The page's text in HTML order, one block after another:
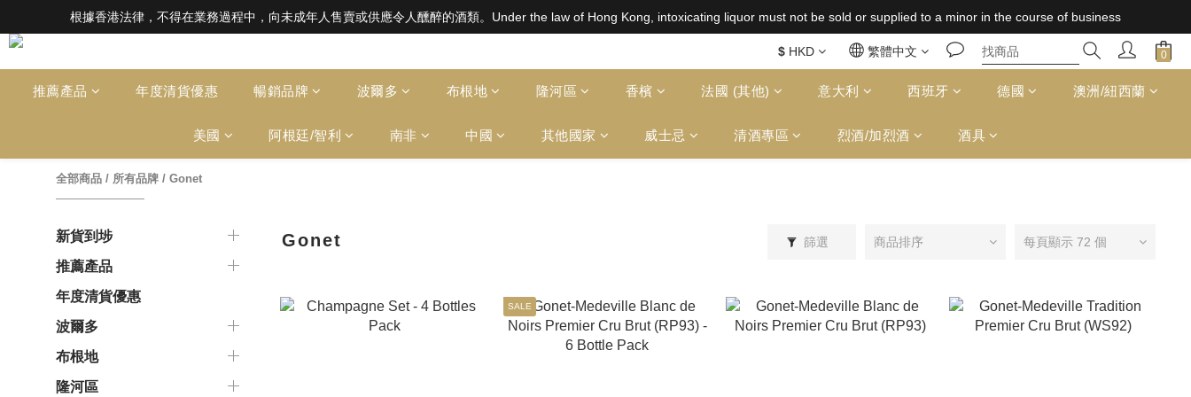
根據香港法律，不得在業務過程中，向未成年人售賣或供應令人醺醉的酒類。Under the law of Hong Kong, intoxicating liquor must not be sold or supplied to a minor in the course of business
根據香港法律，不得在業務過程中，向未成年人售賣或供應令人醺醉的酒類。Under the law of Hong Kong, intoxicating liquor must not be sold or supplied to a minor in the course of business
全店滿HK$1000 免運費（香港）； HK$2500 免運費（澳門）； SGD800 免運費（新加坡）；TWD20,000免運費（台灣）；157,000円免運費（日本）
根據香港法律，不得在業務過程中，向未成年人售賣或供應令人醺醉的酒類。Under the law of Hong Kong, intoxicating liquor must not be sold or supplied to a minor in the course of business
$ HKD 繁體中文
推薦產品 年度清貨優惠 暢銷品牌 波爾多 布根地 隆河區 香檳 法國 (其他) 意大利 西班牙 德國 澳洲/紐西蘭
美國 阿根廷/智利 南非 中國 其他國家 威士忌 清酒專區 烈酒/加烈酒 酒具
全部商品 / 所有品牌 / Gonet
新貨到埗
推薦產品
年度清貨優惠
波爾多
布根地
隆河區
Gonet 篩選 商品排序 每頁顯示 72 個
SALE